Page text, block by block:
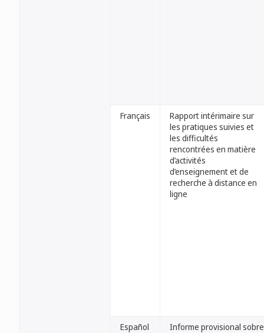
Français
Rapport intérimaire sur
les pratiques suivies et
les difficultés
rencontrées en matière
d’activités
d’enseignement et de
recherche à distance en
ligne
Español
Informe provisional sobre